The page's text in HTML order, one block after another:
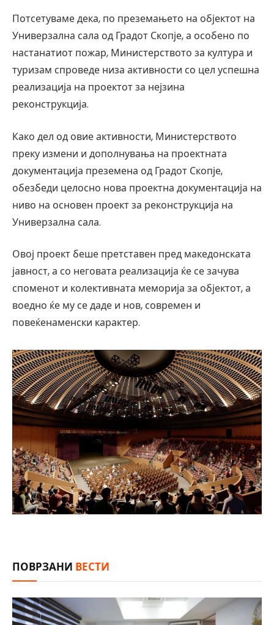
Потсетуваме дека, по преземањето на објектот на
Универзална сала од Градот Скопје, а особено по
настанатиот пожар, Министерството за култура и
туризам спроведе низа активности со цел успешна
реализација на проектот за нејзина
реконструкција.
Како дел од овие активности, Министерството
преку измени и дополнувања на проектната
документација преземена од Градот Скопје,
обезбеди целосно нова проектна документација на
ниво на основен проект за реконструкција на
Универзална сала.
Овој проект беше претставен пред македонската
јавност, а со неговата реализација ќе се зачува
споменот и колективната меморија за објектот, а
воедно ќе му се даде и нов, современ и
повеќенаменски карактер.
ПОВРЗАНИ ВЕСТИ